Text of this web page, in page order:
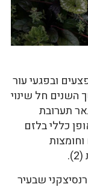
ובפגעי עור
השנים חל שינוי
תערובת
כללי בלזם
שבעיר